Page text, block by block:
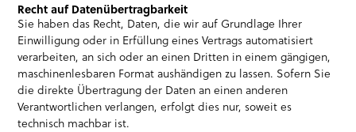
Recht auf Datenübertragbarkeit
Sie haben das Recht, Daten, die wir auf Grundlage Ihrer
Einwilligung oder in Erfüllung eines Vertrags automatisiert
verarbeiten, an sich oder an einen Dritten in einem gängigen,
maschinenlesbaren Format aushändigen zu lassen. Sofern Sie
die direkte Übertragung der Daten an einen anderen
Verantwortlichen verlangen, erfolgt dies nur, soweit es
technisch machbar ist.